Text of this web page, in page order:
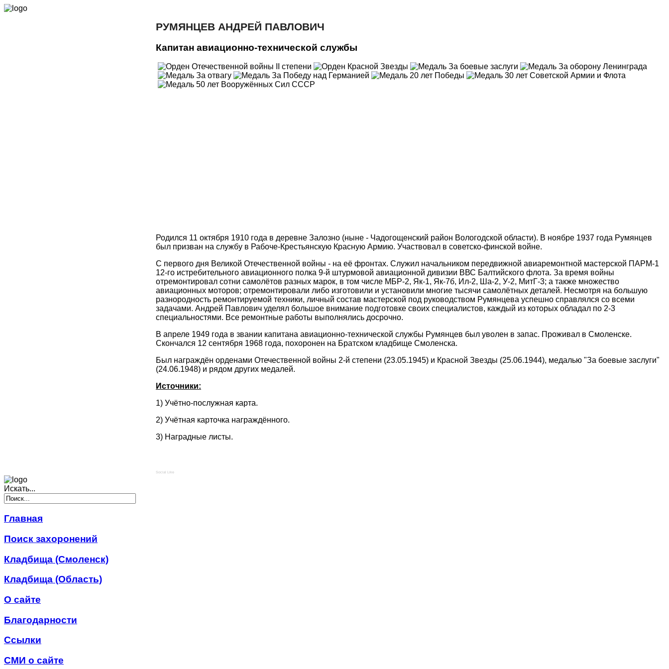
РУМЯНЦЕВ АНДРЕЙ ПАВЛОВИЧ
Капитан авиационно-технической службы
Родился 11 октября 1910 года в деревне Залозно (ныне - Чадогощенский район Вологодской области). В ноябре 1937 года Румянцев
был призван на службу в Рабоче-Крестьянскую Красную Армию. Участвовал в советско-финской войне.
С первого дня Великой Отечественной войны - на её фронтах. Служил начальником передвижной авиаремонтной мастерской ПАРМ-1
12-го истребительного авиационного полка 9-й штурмовой авиационной дивизии ВВС Балтийского флота. За время войны
отремонтировал сотни самолётов разных марок, в том числе МБР-2, Як-1, Як-7б, Ил-2, Ша-2, У-2, МитГ-3; а также множество
авиационных моторов; отремонтировали либо изготовили и установили многие тысячи самолётных деталей. Несмотря на большую
разнородность ремонтируемой техники, личный состав мастерской под руководством Румянцева успешно справлялся со всеми
задачами. Андрей Павлович уделял большое внимание подготовке своих специалистов, каждый из которых обладал по 2-3
специальностями. Все ремонтные работы выполнялись досрочно.
В апреле 1949 года в звании капитана авиационно-технической службы Румянцев был уволен в запас. Проживал в Смоленске.
Скончался 12 сентября 1968 года, похоронен на Братском кладбище Смоленска.
Был награждён орденами Отечественной войны 2-й степени (23.05.1945) и Красной Звезды (25.06.1944), медалью "За боевые заслуги"
(24.06.1948) и рядом других медалей.
Источники:
1) Учётно-послужная карта.
2) Учётная карточка награждённого.
3) Наградные листы.
Social Like
Искать...
Главная
Поиск захоронений
Кладбища (Смоленск)
Кладбища (Область)
О сайте
Благодарности
Ссылки
СМИ о сайте